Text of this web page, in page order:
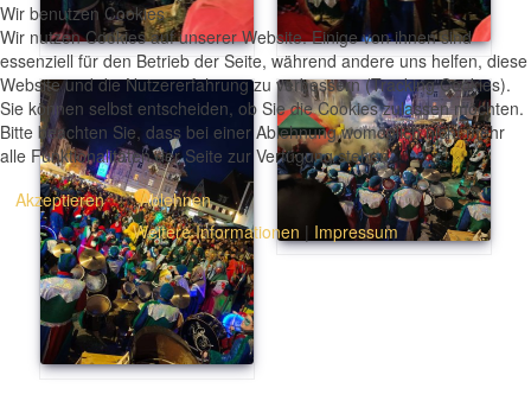
Wir benutzen Cookies
Wir nutzen Cookies auf unserer Website. Einige von ihnen sind
essenziell für den Betrieb der Seite, während andere uns helfen, diese
Website und die Nutzererfahrung zu verbessern (Tracking Cookies).
Sie können selbst entscheiden, ob Sie die Cookies zulassen möchten.
Bitte beachten Sie, dass bei einer Ablehnung womöglich nicht mehr
alle Funktionalitäten der Seite zur Verfügung stehen.
Akzeptieren
Ablehnen
Weitere Informationen | Impressum